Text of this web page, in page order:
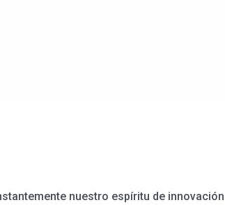
nuestro espíritu de innovación